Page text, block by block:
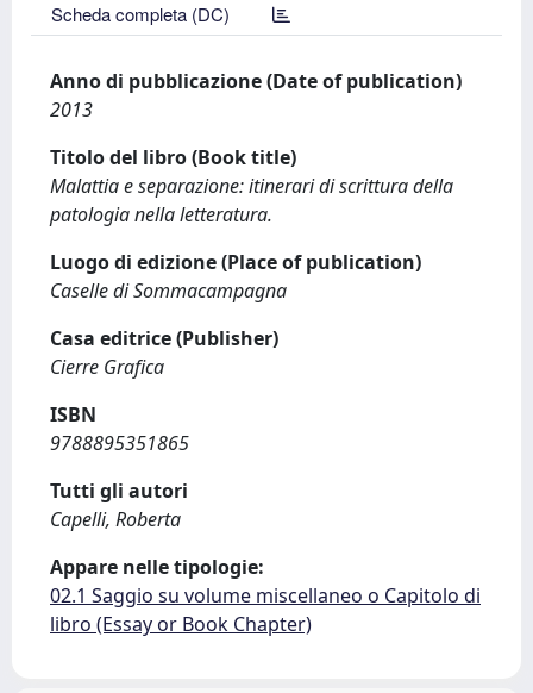
Scheda completa (DC)
Anno di pubblicazione (Date of publication)
2013
Titolo del libro (Book title)
Malattia e separazione: itinerari di scrittura della
patologia nella letteratura.
Luogo di edizione (Place of publication)
Caselle di Sommacampagna
Casa editrice (Publisher)
Cierre Grafica
ISBN
9788895351865
Tutti gli autori
Capelli, Roberta
Appare nelle tipologie:
02.1 Saggio su volume miscellaneo o Capitolo di
libro (Essay or Book Chapter)